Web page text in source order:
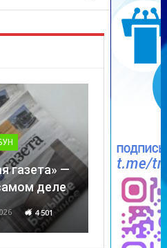
газета» —
деле
4 501